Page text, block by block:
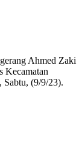
Ahmed Zaki
Kecamatan
Sabtu, (9/9/23).